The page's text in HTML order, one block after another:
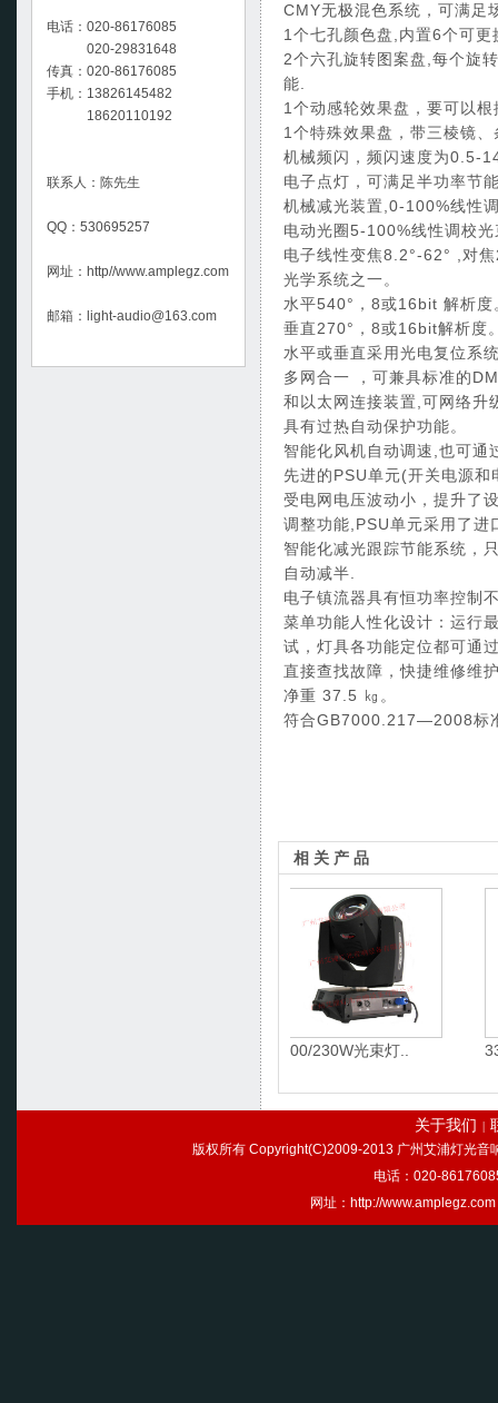
电话：020-86176085
020-29831648
传真：020-86176085
手机：13826145482
18620110192
联系人：陈先生
QQ：530695257
网址：http//www.amplegz.com
邮箱：light-audio@163.com
CMY无极混色系统，可满足
1个七孔颜色盘,内置6个可更
2个六孔旋转图案盘,每个旋
能.
1个动感轮效果盘，要可以
1个特殊效果盘，带三棱镜
机械频闪，频闪速度为0.5-
电子点灯，可满足半功率节
机械减光装置,0-100%线性
电动光圈5-100%线性调校光
电子线性变焦8.2°-62° ,对
光学系统之一。
水平540°，8或16bit 解析度
垂直270°，8或16bit解析度
水平或垂直采用光电复位系
多网合一 ，可兼具标准的
和以太网连接装置,可网络升
具有过热自动保护功能。
智能化风机自动调速,也可通
先进的PSU单元(开关电源
受电网电压波动小，提升了
调整功能,PSU单元采用了
智能化减光跟踪节能系统，
自动减半.
电子镇流器具有恒功率控制
菜单功能人性化设计：运行
试，灯具各功能定位都可通
直接查找故障，快捷维修维
净重 37.5 ㎏。
符合GB7000.217—2008标
相关产品
200/230W光束灯..
关于我们 |
版权所有 Copyright(C)2009-2013 广州艾浦灯光
电话：020-
网址：http://